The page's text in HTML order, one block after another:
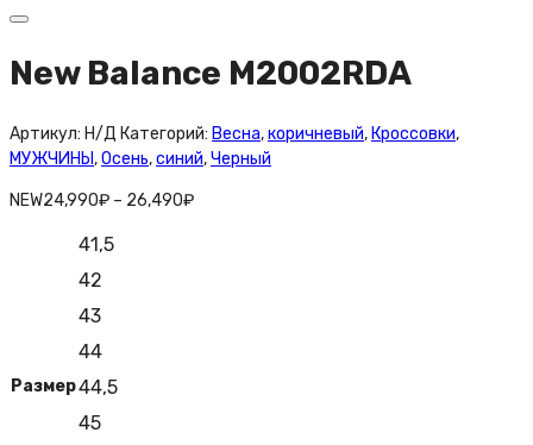
New Balance M2002RDA
Артикул: Н/Д Категорий: Весна,коричневый, Кроссовки,
МУЖЧИНЫ ,Осень,синий,Черный
NEW24,990₽ – 26,490₽
Размер
41,5
42
43
44
44,5
45